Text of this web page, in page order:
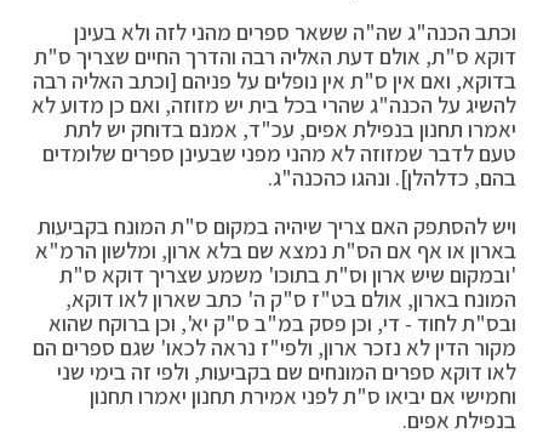
וכתב הכנה"ג שה"ה ששאר ספרים מהני לזה ולא בעינן
דוקא ס"ת, אולם דעת האליה רבה והדרך החיים שצריך ס"ת
בדוקא, ואם אין ס"ת אין נופלים על פניהם [וכתב האליה רבה
להשיג על הכנה"ג שהרי בכל בית יש מזוזה, ואם כן מדוע לא
יאמרו תחנון בנפילת אפים, עכ"ד, אמנם בדוחק יש לתת
טעם לדבר שמזוזה לא מהני מפני שבעינן ספרים שלומדים
בהם, כדלהלן]. ונהגו כהכנה"ג.
ויש להסתפק האם צריך שיהיה במקום ס"ת המונח בקביעות
בארון או אף אם הס"ת נמצא שם בלא ארון, ומלשון הרמ"א
'ובמקום שיש ארון וס"ת בתוכו' משמע שצריך דוקא ס"ת
המונח בארון, אולם בט"ז ס"ק ה' כתב שארון לאו דוקא,
ובס"ת לחוד - די, וכן פסק במ"ב ס"ק יא', וכן ברוקח שהוא
מקור הדין לא נזכר ארון, ולפי"ז נראה לכאו' שגם ספרים הם
לאו דוקא ספרים המונחים שם בקביעות, ולפי זה בימי שני
וחמישי אם יביאו ס"ת לפני אמירת תחנון יאמרו תחנון
בנפילת אפים.